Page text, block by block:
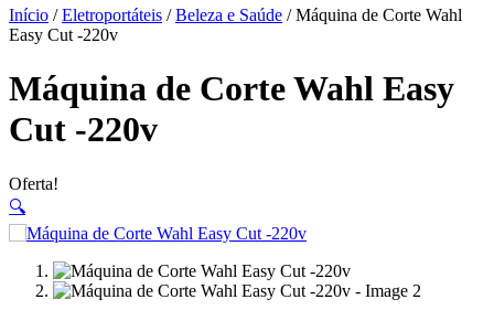
Início /Eletroportáteis /Beleza e Saúde / Máquina de Corte Wahl
Easy Cut -220v
Máquina de Corte Wahl Easy
Cut -220v
Oferta!
🔍